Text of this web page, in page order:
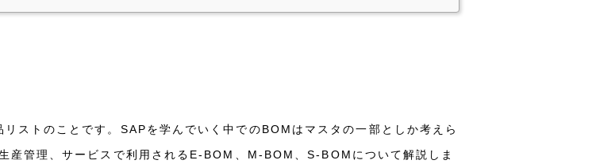
トのことです。SAPを学んでいく中でのBOMはマスタの一部としか考えら
産管理、サービスで利用されるE-BOM、M-BOM、S-BOMについて解説しま